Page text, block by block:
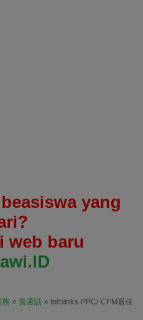
yang
web baru
務 » 普通話 » Infolinks PPC/ CPM最佳